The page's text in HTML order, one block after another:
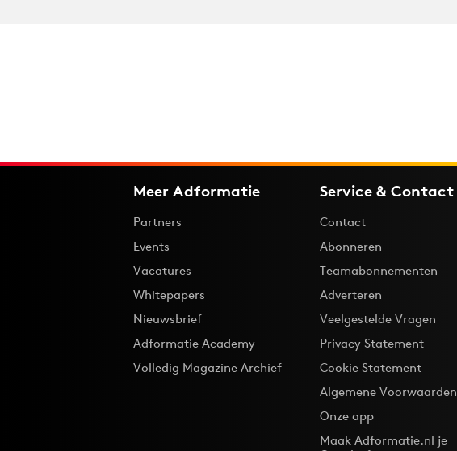
Meer Adformatie
Partners
Events
Vacatures
Whitepapers
Nieuwsbrief
Adformatie Academy
Volledig Magazine Archief
Service & Contact
Contact
Abonneren
Teamabonnementen
Adverteren
Veelgestelde Vragen
Privacy Statement
Cookie Statement
Algemene Voorwaarden
Onze app
Maak Adformatie.nl je